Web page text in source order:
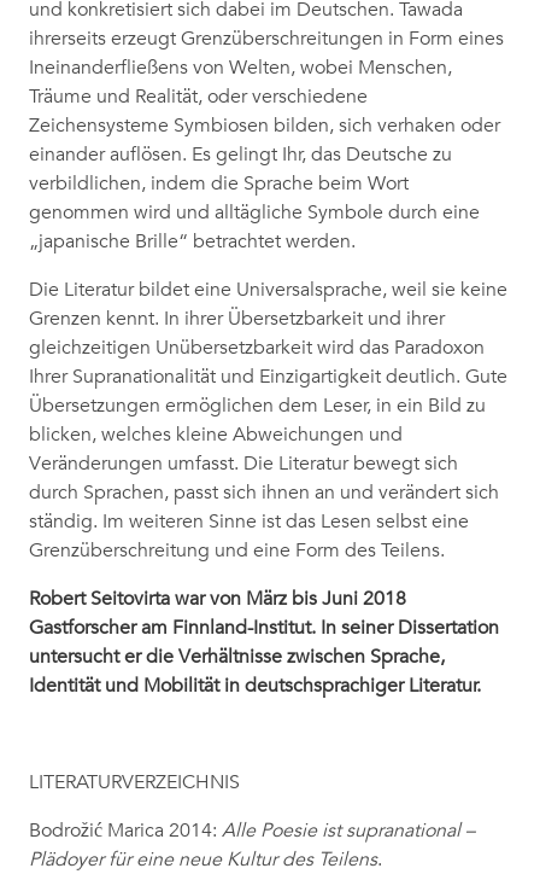
und konkretisiert sich dabei im Deutschen. Tawada
ihrerseits erzeugt Grenzüberschreitungen in Form eines
Ineinanderfließens von Welten, wobei Menschen,
Träume und Realität, oder verschiedene
Zeichensysteme Symbiosen bilden, sich verhaken oder
einander auflösen. Es gelingt Ihr, das Deutsche zu
verbildlichen, indem die Sprache beim Wort
genommen wird und alltägliche Symbole durch eine
„japanische Brille“ betrachtet werden.
Die Literatur bildet eine Universalsprache, weil sie keine
Grenzen kennt. In ihrer Übersetzbarkeit und ihrer
gleichzeitigen Unübersetzbarkeit wird das Paradoxon
Ihrer Supranationalität und Einzigartigkeit deutlich. Gute
Übersetzungen ermöglichen dem Leser, in ein Bild zu
blicken, welches kleine Abweichungen und
Veränderungen umfasst. Die Literatur bewegt sich
durch Sprachen, passt sich ihnen an und verändert sich
ständig. Im weiteren Sinne ist das Lesen selbst eine
Grenzüberschreitung und eine Form des Teilens.
Robert Seitovirta war von März bis Juni 2018
Gastforscher am Finnland-Institut. In seiner Dissertation
untersucht er die Verhältnisse zwischen Sprache,
Identität und Mobilität in deutschsprachiger Literatur.
LITERATURVERZEICHNIS
Bodrožić Marica 2014: Alle Poesie ist supranational –
Plädoyer für eine neue Kultur des Teilens.